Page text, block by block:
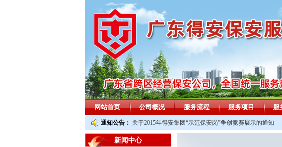
网站首页 公司概况 服务流程 服务项目 服
通知公告： 关于2015年得安集团“示范保安岗”争创竞赛展示的通知
新闻中心